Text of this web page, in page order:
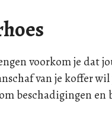
voorkom je dat
van je koffer
beschadigingen en